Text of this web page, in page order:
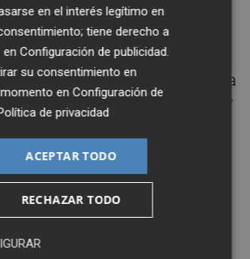
mensajes enviados
que destacaron en su día en la
Andrés Iniesta,David Villa
y
y el brasileño
pagaron10 euros por la
obtenida irá
íntegra a la Asociación
en el interés legítimo en
tiene derecho a
enConfiguración de publicidad
su consentimiento en
enConfiguración de
de privacidad
ACEPTAR TODO
RECHAZAR TODO